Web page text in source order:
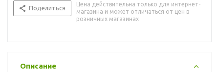
Поделиться
Цена действительна только для интернет-
магазина и может отличаться от цен в
розничных магазинах
Описание